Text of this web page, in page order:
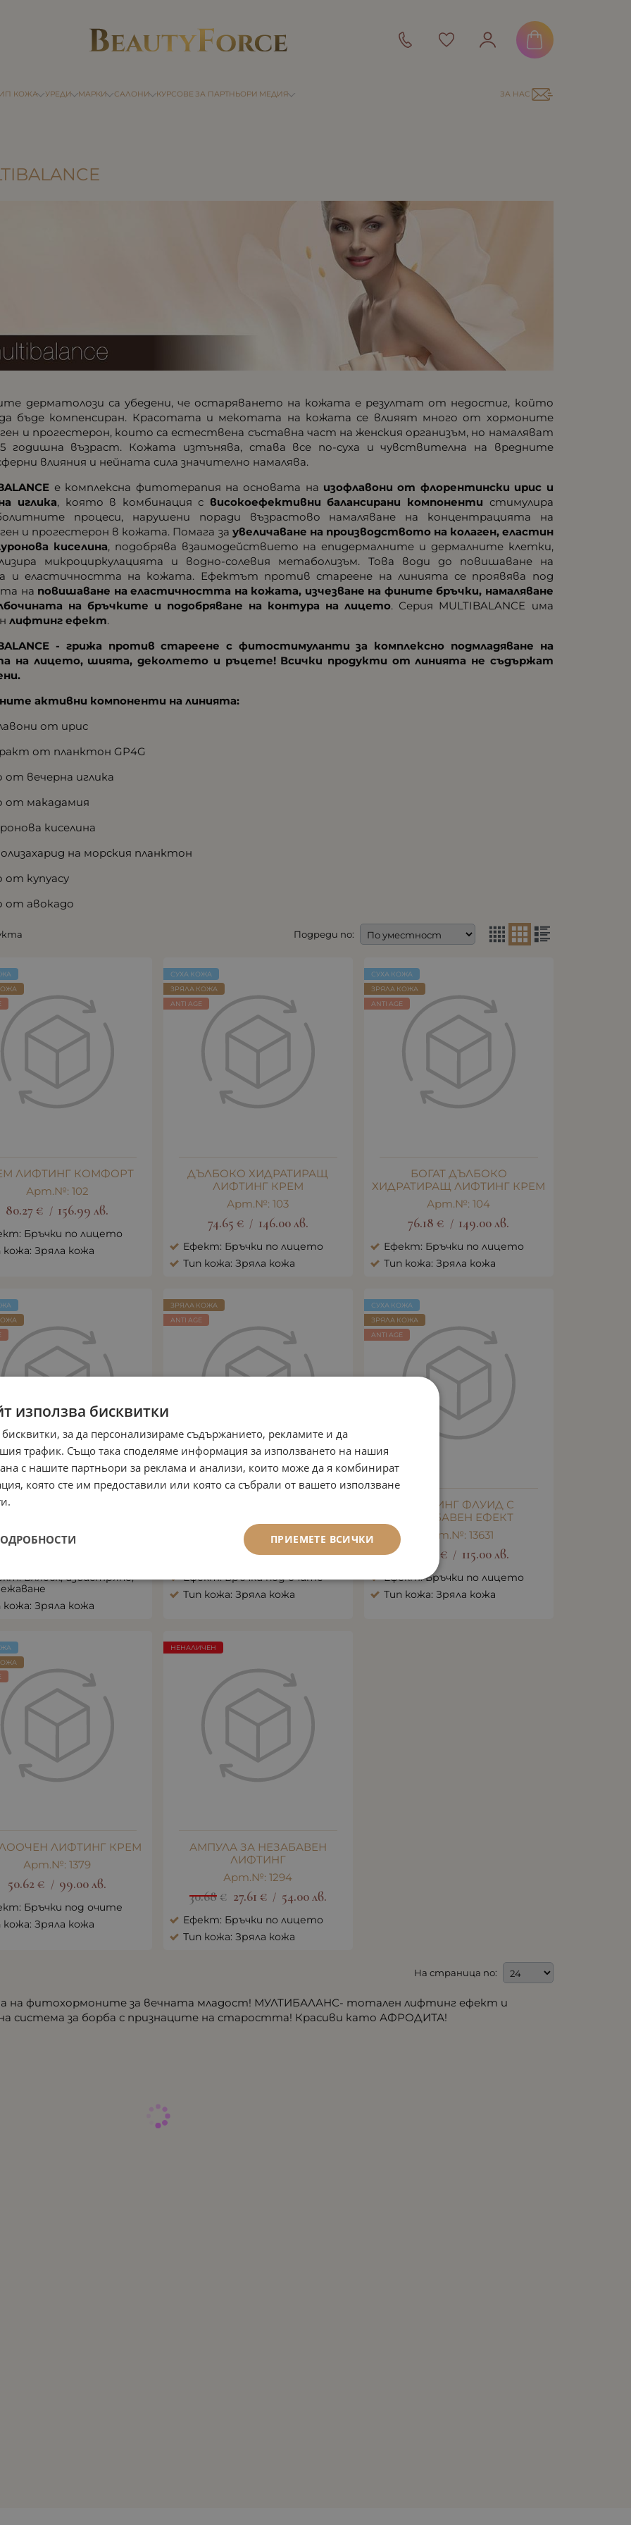
КОЖА УРЕДИ МАРКИ САЛОНИ КУРСОВЕ ЗА ПАРТНЬОРИ МЕДИЯ ЗА НАС
дерматолози са убедени, че остаряването на кожата е резултат от недостиг, който
бъде компенсиран. Красотата и мекотата на кожата се влияят много от хормоните
и прогестерон, които са естествена съставна част на женския организъм, но намаляват
годишна възраст. Кожата изтънява, става все по-суха и чувствителна на вредните
влияния и нейната сила значително намалява.
е комплексна фитотерапия на основата на изофлавони от флорентински ирис и
иглика, която в комбинация с високоефективни балансирани компоненти стимулира
процеси, нарушени поради възрастово намаляване на концентрацията на
и прогестерон в кожата. Помага за увеличаване на производството на колаген, еластин
киселина, подобрява взаимодействието на епидермалните и дермалните клетки,
микроциркулацията и водно-солевия метаболизъм. Това води до повишаване на
и еластичността на кожата. Ефектът против стареене на линията се проявява под
на повишаване на еластичността на кожата, изчезване на фините бръчки, намаляване
на бръчките и подобряване на контура на лицето. Серия MULTIBALANCE има
лифтинг ефект.
- грижа против стареене с фитостимуланти за комплексно подмладяване на
на лицето, шията, деколтето и ръцете! Всички продукти от линията не съдържат
активни компоненти на линията:
от ирис
от планктон GP4G
от вечерна иглика
от макадамия
киселина
на морския планктон
от купуасу
от авокадо
Подреди по:
ЛИФТИНГ КОМФОРТ
Арт.№: 102
80.27 € / 156.99 лв.
Бръчки по лицето
кожа: Зряла кожа
ДЪЛБОКО ХИДРАТИРАЩ
ЛИФТИНГ КРЕМ
Арт.№: 103
74.65 € / 146.00лв.
Ефект: Бръчки по лицето
Тип кожа: Зряла кожа
СУХА КОЖА
ЗРЯЛА КОЖА
ANTI AGE
БОГАТ ДЪЛБОКО
ХИДРАТИРАЩ ЛИФТИНГ КРЕМ
Арт.№: 104
76.18 € / 149.00 лв.
Ефект: Бръчки по лицето
Тип кожа: Зряла кожа
СУХА КОЖА
ЗРЯЛА КОЖА
ANTI AGE
ЛИФТИНГ МАСКА С
Арт.№: 105
Блясък, избистряне,
кожа: Зряла кожа
Арт.№: 109
€ / 87.99лв.
Ефект: Бръчки под очите
Тип кожа: Зряла кожа
ЗРЯЛА КОЖА
ANTI AGE
ЛИФТИНГ ФЛУИД С
НЕЗАБАВЕН ЕФЕКТ
Арт.№: 13631
€ / 115.00лв.
Ефект: Бръчки по лицето
Тип кожа: Зряла кожа
СУХА КОЖА
ЗРЯЛА КОЖА
ANTI AGE
ЛИФТИНГ КРЕМ
Арт.№: 1379
50.62 € / 99.00 лв.
Бръчки под очите
кожа: Зряла кожа
АМПУЛА ЗА НЕЗАБАВЕН
ЛИФТИНГ
Арт.№: 1294
30.68 € 27.61 € / 54.00лв.
Ефект: Бръчки по лицето
Тип кожа: Зряла кожа
НЕНАЛИЧЕН
На страница по:
на фитохормоните за вечната младост! МУЛТИБАЛАНС- тотален лифтинг ефект и
система за борба с признаците на старостта! Красиви като АФРОДИТА!
използва бисквитки
за да персонализираме съдържанието, рекламите и да
трафик. Също така споделяме информация за използването на нашия
с нашите партньори за реклама и анализи, които може да я комбинират
която сте им предоставили или която са събрали от вашето използване
ПРИЕМЕТЕ ВСИЧКИ